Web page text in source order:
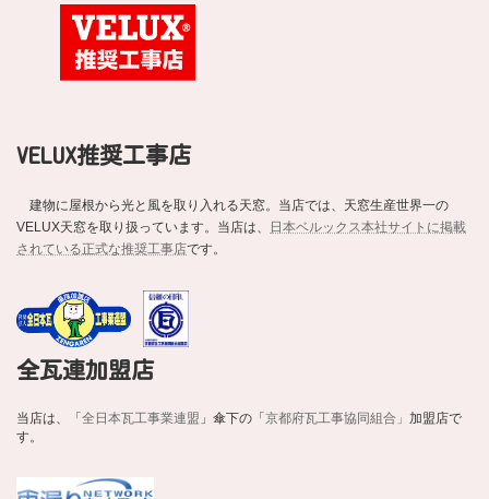
VELUX推奨工事店
建物に屋根から光と風を取り入れる天窓。当店では、天窓生産世界一の
VELUX天窓を取り扱っています。当店は、
日本ベルックス本社サイトに掲載
されている正式な推奨工事店です。
全瓦連加盟店
当店は、「 全日本瓦工事業連盟 」傘下の「 京都府瓦工事協同組合」 加盟店で
す。